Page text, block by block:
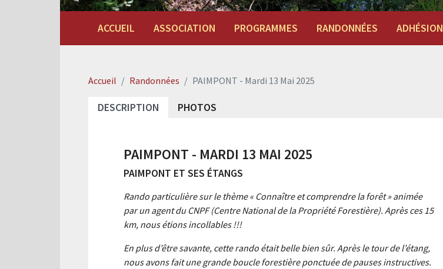
ACCUEIL ASSOCIATION PROGRAMMES RANDONNÉES ADHÉSION
Accueil Randonnées PAIMPONT - Mardi 13 Mai 2025
DESCRIPTION PHOTOS
PAIMPONT - MARDI 13 MAI 2025
PAIMPONT ET SES ÉTANGS
Rando particulière sur le thème « Connaître et comprendre la forêt » animée
par un agent du CNPF (Centre National de la Propriété Forestière). Après ces 15
km, nous étions incollables !!!
En plus d’être savante, cette rando était belle bien sûr. Après le tour de l’étang,
nous avons fait une grande boucle forestière ponctuée de pauses instructives.